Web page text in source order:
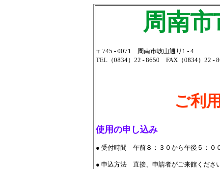
周南市
〒745 - 0071 周南市岐山通り1 - 4
TEL（0834）22 - 8650 FAX（0834）22 -
ご利用
使用の申し込み
● 受付時間 午前８：３０から午後５：０
● 申込方法 直接、申請者がご来館くださ